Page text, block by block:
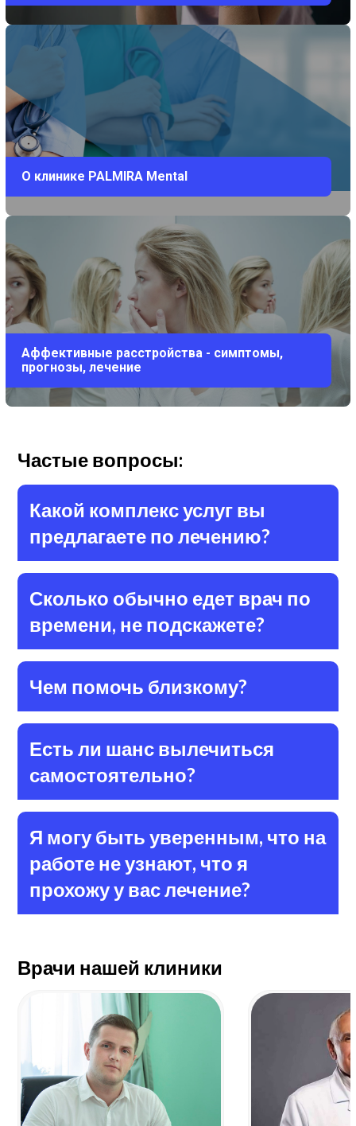
О клинике PALMIRA Mental
Аффективные расстройства - симптомы,
прогнозы, лечение
Частые вопросы:
Какой комплекс услуг вы
предлагаете по лечению?
Сколько обычно едет врач по
времени, не подскажете?
Чем помочь близкому?
Есть ли шанс вылечиться
самостоятельно?
Я могу быть уверенным, что на
работе не узнают, что я
прохожу у вас лечение?
Врачи нашей клиники